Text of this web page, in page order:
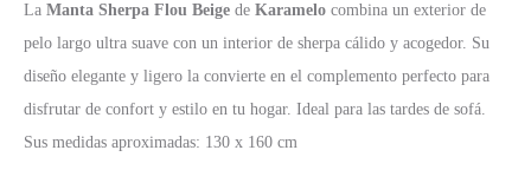
La Manta Sherpa Flou Beige de Karamelo combina un exterior de
pelo largo ultra suave con un interior de sherpa cálido y acogedor. Su
diseño elegante y ligero la convierte en el complemento perfecto para
disfrutar de confort y estilo en tu hogar. Ideal para las tardes de sofá.
Sus medidas aproximadas: 130 x 160 cm